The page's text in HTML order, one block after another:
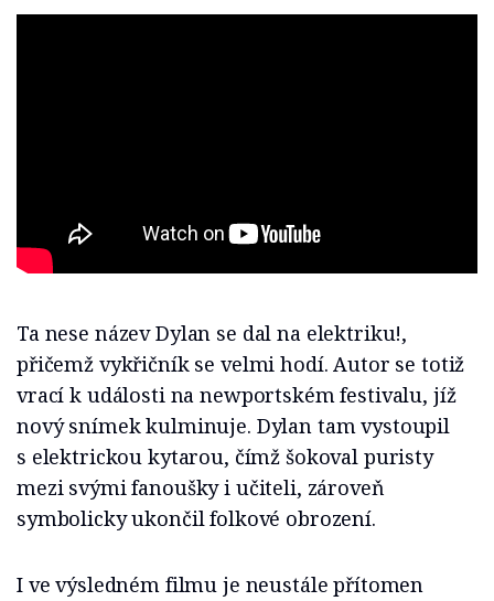
Ta nese název Dylan se dal na elektriku!,
přičemž vykřičník se velmi hodí. Autor se totiž
vrací k události na newportském festivalu, jíž
nový snímek kulminuje. Dylan tam vystoupil
s elektrickou kytarou, čímž šokoval puristy
mezi svými fanoušky i učiteli, zároveň
symbolicky ukončil folkové obrození.
I ve výsledném filmu je neustále přítomen